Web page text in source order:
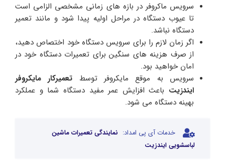
سرویس ماکروفر در بازه های زمانی مشخصی الزامی است
تا عیوب دستگاه در مراحل اولیه پیدا شود و مانند تعمیر
دستگاه نباشد.
اگر زمان لازم را برای سرویس دستگاه خود اختصاص دهید،
از صرف هزینه های سنگین برای تعمیرات دستگاه خود در
امان خواهید بود.
سرویس به موقع مایکروفر توسط تعمیرکار مایکروفر
ایندزیت باعث افزایش عمر مفید دستگاه شما و عملکرد
بهینه دستگاه می شود.
خدمات آی پی امداد: نمایندگی تعمیرات ماشین
لباسشویی ایندزیت